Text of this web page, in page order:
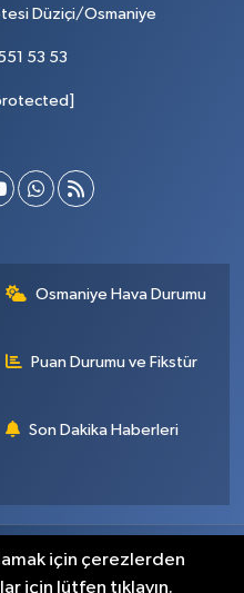
Düziçi/Osmaniye
53 53
Osmaniye Hava Durumu
Puan Durumu ve Fikstür
Son Dakika Haberleri
Sözleşmesi
için çerezlerden
için lütfen tıklayın.